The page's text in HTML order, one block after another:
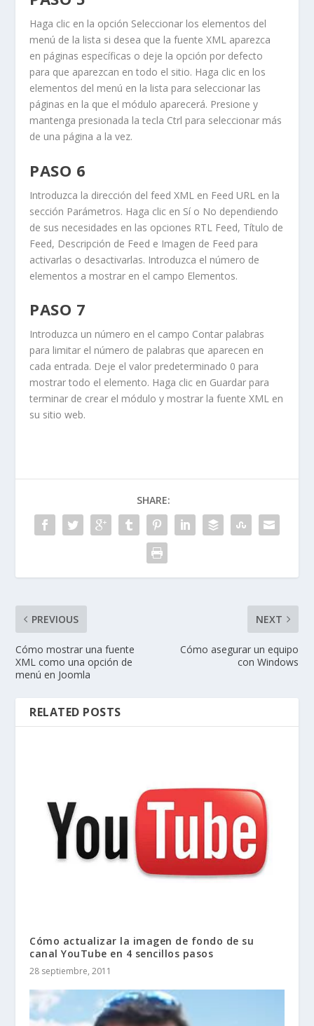
Haga clic en la opción Seleccionar los elementos del
menú de la lista si desea que la fuente XML aparezca
en páginas específicas o deje la opción por defecto
para que aparezcan en todo el sitio. Haga clic en los
elementos del menú en la lista para seleccionar las
páginas en la que el módulo aparecerá. Presione y
mantenga presionada la tecla Ctrl para seleccionar más
de una página a la vez.
PASO 6
Introduzca la dirección del feed XML en Feed URL en la
sección Parámetros. Haga clic en Sí o No dependiendo
de sus necesidades en las opciones RTL Feed, Título de
Feed, Descripción de Feed e Imagen de Feed para
activarlas o desactivarlas. Introduzca el número de
elementos a mostrar en el campo Elementos.
PASO 7
Introduzca un número en el campo Contar palabras
para limitar el número de palabras que aparecen en
cada entrada. Deje el valor predeterminado 0 para
mostrar todo el elemento. Haga clic en Guardar para
terminar de crear el módulo y mostrar la fuente XML en
su sitio web.
SHARE:
PREVIOUS
Cómo mostrar una fuente
XML como una opción de
menú en Joomla
NEXT
Cómo asegurar un equipo
con Windows
RELATED POSTS
Cómo actualizar la imagen de fondo de su
canal YouTube en 4 sencillos pasos
28 septiembre, 2011